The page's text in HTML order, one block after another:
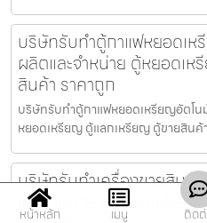
บริษัทรับทำตู้กาแฟหยอดเ
ผลิตและจำหน่าย ตู้หยอดเ
สินค้า ราคาถูก
บริษัทรับทำตู้กาแฟหยอดเหรียญ​อัตโ
หยอดเหรียญ ตู้แลกเหรียญ ตู้ขายสินค้
บริษัทรับทำเครื่องขายสินค้
และจำหน่าย ตู้หยอดเหรีย
หน้าหลัก เมนู ติด